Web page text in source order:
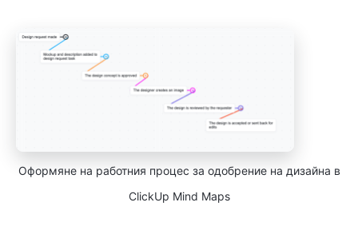
Оформяне на работния процес за одобрение на дизайна в
ClickUp Mind Maps